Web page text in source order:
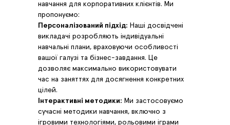
навчання для корпоративних клієнтів. Ми
пропонуємо:
Персоналізований підхід: Наші досвідчені
викладачі розробляють індивідуальні
навчальні плани, враховуючи особливості
вашої галузі та бізнес-завдання. Це
дозволяє максимально використовувати
час на заняттях для досягнення конкретних
цілей.
Інтерактивні методики: Ми застосовуємо
сучасні методики навчання, включно з
ігровими технологіями, рольовими іграми